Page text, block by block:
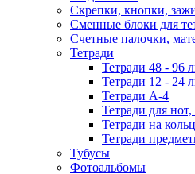
Скрепки, кнопки,
Сменные блоки для
Счетные палочки,
Тетради
Тетради 48 - 96
Тетради 12 - 24
Тетради А-4
Тетради для
Тетради на
Тетради
Тубусы
Фотоальбомы